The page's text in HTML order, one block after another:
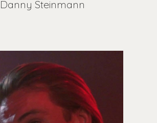
Danny Steinmann